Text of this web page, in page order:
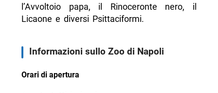
l’Avvoltoio papa, il Rinoceronte nero, il
Licaone e diversi Psittaciformi.
Informazioni sullo Zoo di Napoli
Orari di apertura